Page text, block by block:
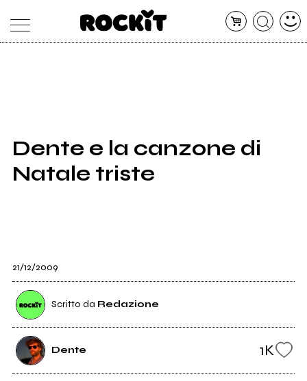
SHOP
RADIO
Dente e la canzone di
Natale triste
21/12/2009
Scritto da Redazione
Dente 1K